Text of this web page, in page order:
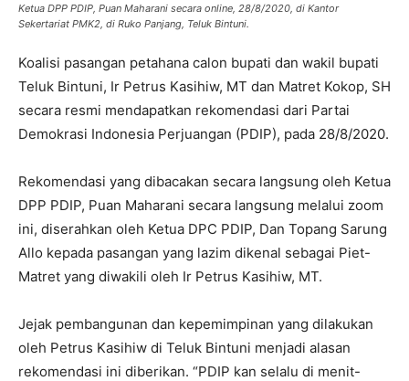
Ketua DPP PDIP, Puan Maharani secara online 28/8/2020, di Kantor
Sekertariat PMK2, di Ruko Panjang, Teluk Bintuni.
Koalisi pasangan petahana calon bupati dan wakil bupati
Teluk Bintuni, Ir Petrus Kasihiw, MT dan Matret Kokop, SH
secara resmi mendapatkan rekomendasi dari Partai
Demokrasi Indonesia Perjuangan (PDIP), pada 28/8/2020.
Rekomendasi yang dibacakan secara langsung oleh Ketua
DPP PDIP, Puan Maharani secara langsung melalui zoom
ini, diserahkan oleh Ketua DPC PDIP, Dan Topang Sarung
Allo kepada pasangan yang lazim dikenal sebagai Piet-
Matret yang diwakili oleh Ir Petrus Kasihiw, MT.
Jejak pembangunan dan kepemimpinan yang dilakukan
oleh Petrus Kasihiw di Teluk Bintuni menjadi alasan
rekomendasi ini diberikan. “PDIP kan selalu di menit-